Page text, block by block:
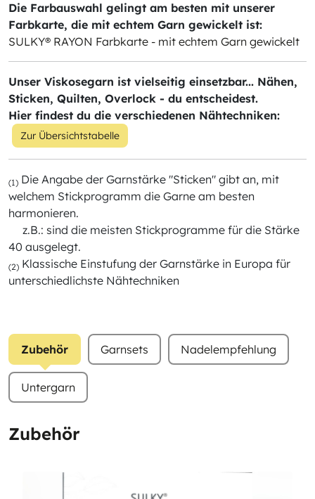
Die Farbauswahl gelingt am besten mit unserer
Farbkarte, die mit echtem Garn gewickelt ist:
SULKY® RAYON Farbkarte - mit echtem Garn gewickelt
Unser Viskosegarn ist vielseitig einsetzbar... Nähen,
Sticken, Quilten, Overlock - du entscheidest.
Hier findest du die verschiedenen Nähtechniken:
Zur Übersichtstabelle
(1) Die Angabe der Garnstärke "Sticken" gibt an, mit
welchem Stickprogramm die Garne am besten
harmonieren.
z.B.: sind die meisten Stickprogramme für die Stärke
40 ausgelegt.
(2) Klassische Einstufung der Garnstärke in Europa für
unterschiedlichste Nähtechniken
Zubehör Garnsets Nadelempfehlung
Untergarn
Zubehör